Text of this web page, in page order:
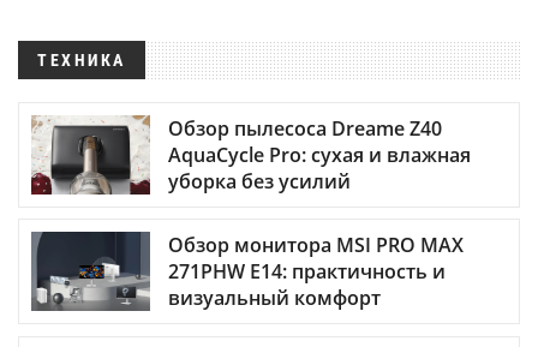
ТЕХНИКА
Обзор пылесоса Dreame Z40
AquaCycle Pro: сухая и влажная
уборка без усилий
Обзор монитора MSI PRO MAX
271PHW E14: практичность и
визуальный комфорт